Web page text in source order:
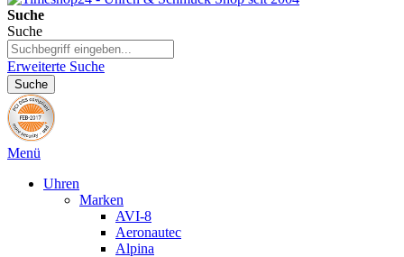
Suche
Suche
Erweiterte Suche
Suche
Menü
Uhren
Marken
AVI-8
Aeronautec
Alpina